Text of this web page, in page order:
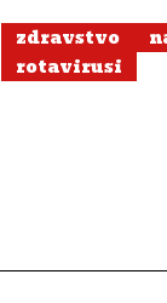
zdravstvo
rotavirusi